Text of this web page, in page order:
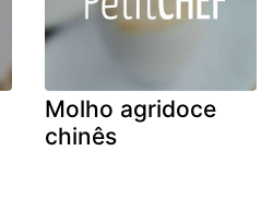
Molho agridoce
chinês